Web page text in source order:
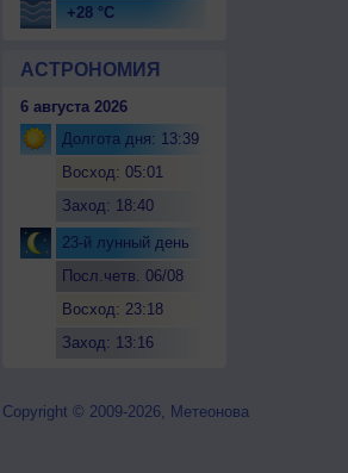
+28 °C
АСТРОНОМИЯ
6 августа 2026
Долгота дня: 13:39
Восход: 05:01
Заход: 18:40
23-й лунный день
Посл.четв. 06/08
Восход: 23:18
Заход: 13:16
Copyright © 2009-2026, Метеонова